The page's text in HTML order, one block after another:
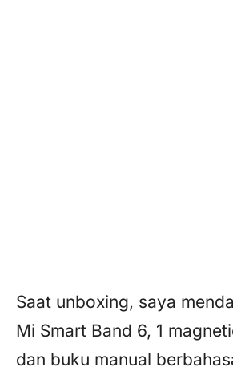
Saat unboxing, saya
Mi Smart Band 6, 1
dan buku manual